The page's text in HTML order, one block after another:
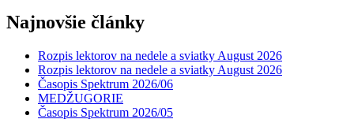
Najnovšie články
Rozpis lektorov na nedele a sviatky August 2026
Rozpis lektorov na nedele a sviatky August 2026
Časopis Spektrum 2026/06
MEDŽUGORIE
Časopis Spektrum 2026/05